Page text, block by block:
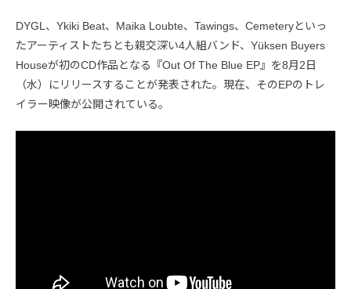
DYGL、Ykiki Beat、Maika Loubte、Tawings、Cemeteryといっ
たアーティストたちとも親交深い4人組バンド、Yüksen Buyers
Houseが初のCD作品となる『Out Of The Blue EP』を8月2日
（水）にリリースすることが発表された。現在、そのEPのトレ
イラー映像が公開されている。